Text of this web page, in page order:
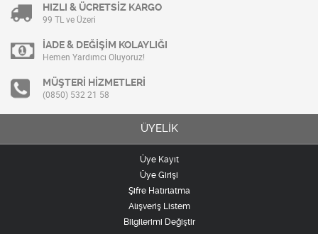
HIZLI & ÜCRETSİZ KARGO
99 TL ve Üzeri
İADE & DEĞİŞİM KOLAYLIĞI
Hemen Yardımcı Oluyoruz!
MÜŞTERİ HİZMETLERİ
(0850) 532 21 58
ÜYELİK
Üye Kayıt
Üye Girişi
Şifre Hatırlatma
Alışveriş Listem
Bilgilerimi Değiştir